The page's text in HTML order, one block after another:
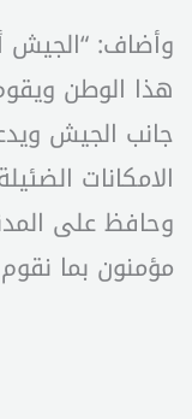
وأضاف: “الجيش
هذا الوطن
جانب الجيش
الامكانات
وحافظ على
مؤمنون بما